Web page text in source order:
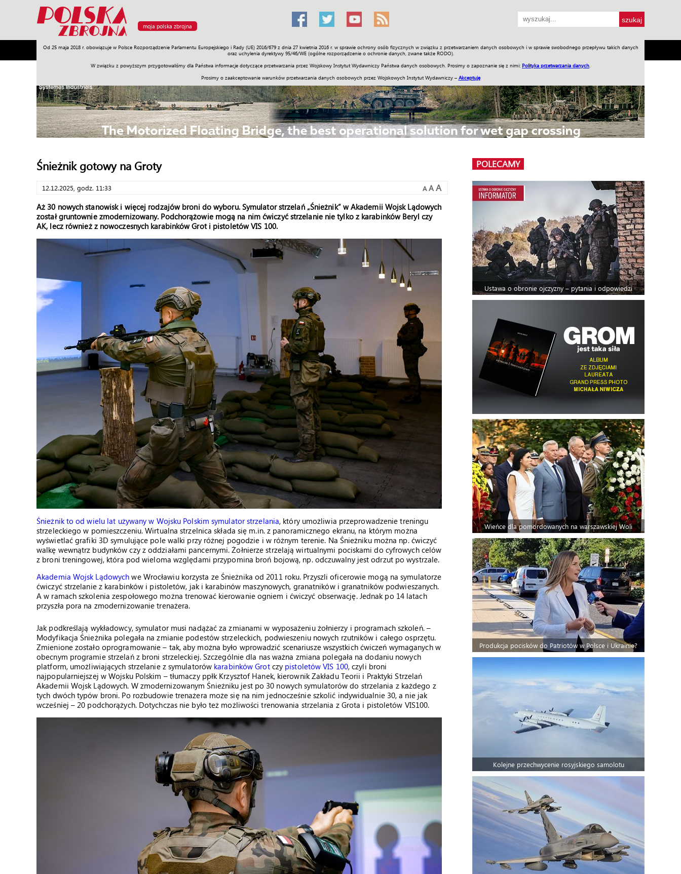
moja polska zbrojna
Od 25 maja 2018 r. obowiązuje w Polsce Rozporządzenie Parlamentu Europejskiego i Rady (UE) 2016/679 z dnia 27 kwietnia 2016 r. w sprawie ochrony osób fizycznych w związku z przetwarzaniem danych osobowych i w sprawie swobodnego przepływu takich danych
oraz uchylenia dyrektywy 95/46/WE (ogólne rozporządzenie o ochronie danych, zwane także RODO).
W związku z powyższym przygotowaliśmy dla Państwa informacje dotyczące przetwarzania przez Wojskowy Instytut Wydawniczy Państwa danych osobowych. Prosimy o zapoznanie się z nimi: Polityka przetwarzania danych
Prosimy o zaakceptowanie warunków przetwarzania danych osobowych przez Wojskowych Instytut Wydawniczy – Akceptuję
Armia Poligon Sprzęt Misje Polityka Prawo Świat Społeczność Sport Historia Galerie Wideo ENGLISH SKLEP Jednodniówki Praca w WIW
Śnieżnik gotowy na Groty
12.12.2025, godz. 11:33 A A A
Aż 30 nowych stanowisk i więcej rodzajów broni do wyboru. Symulator strzelań „Śnieżnik” w Akademii Wojsk Lądowych
został gruntownie zmodernizowany. Podchorążowie mogą na nim ćwiczyć strzelanie nie tylko z karabinków Beryl czy
AK, lecz również z nowoczesnych karabinków Grot i pistoletów VIS 100.
Śnieżnik to od wielu lat używany w Wojsku Polskim symulator strzelania, który umożliwia przeprowadzenie treningu
strzeleckiego w pomieszczeniu. Wirtualna strzelnica składa się m.in. z panoramicznego ekranu, na którym można
wyświetlać grafiki 3D symulujące pole walki przy różnej pogodzie i w różnym terenie. Na Śnieżniku można np. ćwiczyć
walkę wewnątrz budynków czy z oddziałami pancernymi. Żołnierze strzelają wirtualnymi pociskami do cyfrowych celów
z broni treningowej, która pod wieloma względami przypomina broń bojową, np. odczuwalny jest odrzut po wystrzale.
Akademia Wojsk Lądowych we Wrocławiu korzysta ze Śnieżnika od 2011 roku. Przyszli oficerowie mogą na symulatorze
ćwiczyć strzelanie z karabinków i pistoletów, jak i karabinów maszynowych, granatników i granatników podwieszanych.
A w ramach szkolenia zespołowego można trenować kierowanie ogniem i ćwiczyć obserwację. Jednak po 14 latach
przyszła pora na zmodernizowanie trenażera.
Jak podkreślają wykładowcy, symulator musi nadążać za zmianami w wyposażeniu żołnierzy i programach szkoleń. –
Modyfikacja Śnieżnika polegała na zmianie podestów strzeleckich, podwieszeniu nowych rzutników i całego osprzętu.
Zmienione zostało oprogramowanie – tak, aby można było wprowadzić scenariusze wszystkich ćwiczeń wymaganych w
obecnym programie strzelań z broni strzeleckiej. Szczególnie dla nas ważna zmiana polegała na dodaniu nowych
platform, umożliwiających strzelanie z symulatorów karabinków Grotczy pistoletów VIS 100, czyli broni
najpopularniejszej w Wojsku Polskim – tłumaczy ppłk Krzysztof Hanek, kierownik Zakładu Teorii i Praktyki Strzelań
Akademii Wojsk Lądowych. W zmodernizowanym Śnieżniku jest po 30 nowych symulatorów do strzelania z każdego z
tych dwóch typów broni. Po rozbudowie trenażera może się na nim jednocześnie szkolić indywidualnie 30, a nie jak
wcześniej – 20 podchorążych. Dotychczas nie było też możliwości trenowania strzelania z Grota i pistoletów VIS100.
POLECAMY
Ustawa o obronie ojczyzny – pytania i odpowiedzi
Wieńce dla pomordowanych na warszawskiej Woli
Produkcja pocisków do Patriotów w Polsce i Ukrainie?
Kolejne przechwycenie rosyjskiego samolotu